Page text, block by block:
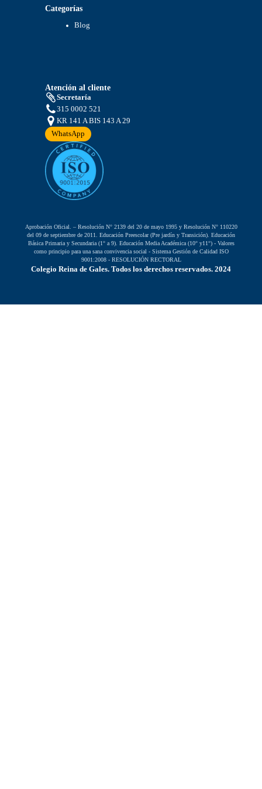
Categorías
Blog
Atención al cliente
Secretaría
315 0002 521
KR 141 A BIS 143 A 29
WhatsApp
Aprobación Oficial. – Resolución N° 2139 del 20 de mayo 1995 y Resolución N° 110220
del 09 de septiembre de 2011. Educación Preescolar (Pre jardín y Transición). Educación
Básica Primaria y Secundaria (1° a 9). Educación Media Académica (10° y11°) - Valores
como principio para una sana convivencia social - Sistema Gestión de Calidad ISO
9001:2008 - RESOLUCIÓN RECTORAL
Colegio Reina de Gales. Todos los derechos reservados. 2024